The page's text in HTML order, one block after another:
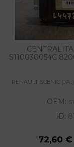
S110030054C
RENAULT SCENIC (JA..)
OEM:
ID:
72,60 €